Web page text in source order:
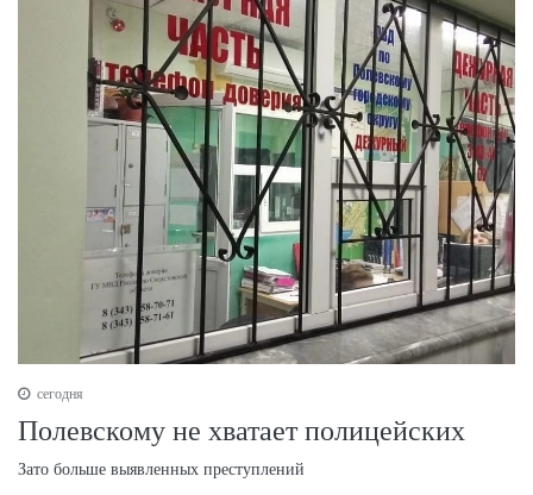
сегодня
Полевскому не хватает полицейских
Зато больше выявленных преступлений